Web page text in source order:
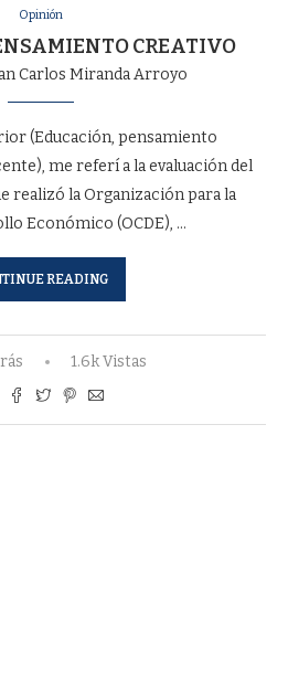
Opinión
CREATIVO
Carlos Miranda Arroyo
(Educación, pensamiento
me referí a la evaluación del
realizó la Organización para la
Económico (OCDE), …
READING
1.6k Vistas